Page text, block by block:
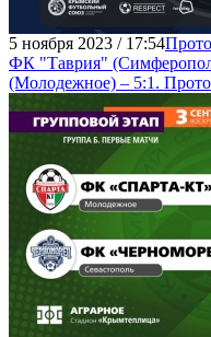
5 ноября 2023 / 17:54
ФК "Таврия"
(Молодежное) – 5:1.